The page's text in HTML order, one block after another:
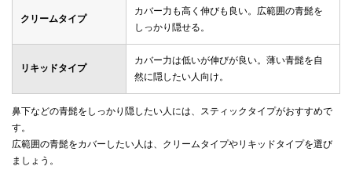
クリームタイプ
カバー力も高く伸びも良い。広範囲の青髭を
しっかり隠せる。
リキッドタイプ
カバー力は低いが伸びが良い。薄い青髭を自
然に隠したい人向け。
鼻下などの青髭をしっかり隠したい人には、スティックタイプがおすすめで
す。
広範囲の青髭をカバーしたい人は、クリームタイプやリキッドタイプを選び
ましょう。